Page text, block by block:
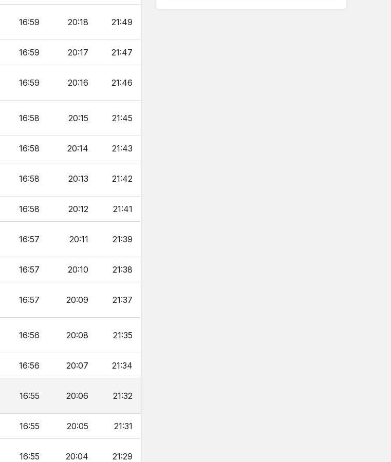
16:59 20:18 21:49
16:59 20:17 21:47
16:59 20:16 21:46
16:58 20:15 21:45
16:58 20:14 21:43
16:58 20:13 21:42
16:58 20:12 21:41
16:57 20:11 21:39
16:57 20:10 21:38
16:57 20:09 21:37
16:56 20:08 21:35
16:56 20:07 21:34
16:55 20:06 21:32
16:55 20:05 21:31
16:55 20:04 21:29